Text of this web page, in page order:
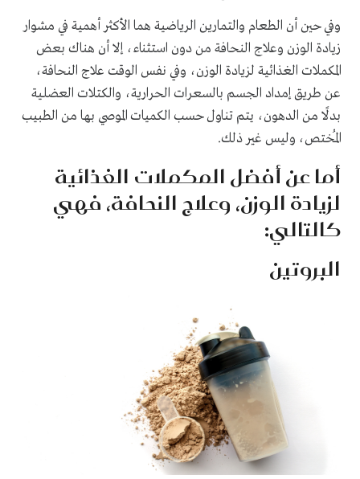
وفي حين أن الطعام والتمارين الرياضية هما الأكثر أهمية في مشوار
زيادة الوزن وعلاج النحافة من دون استثناء، إلا أن هناك بعض
المكملات الغذائية لزيادة الوزن، وفي نفس الوقت علاج النحافة،
عن طريق إمداد الجسم بالسعرات الحرارية، والكتلات العضلية
بدلًا من الدهون، يتم تناول حسب الكميات الموصي بها من الطبيب
المُختص، وليس غير ذلك.
أما عن أفضل المكملات الغذائية
لزيادة الوزن، وعلاج النحافة، فهي
كالتالي:
البروتين